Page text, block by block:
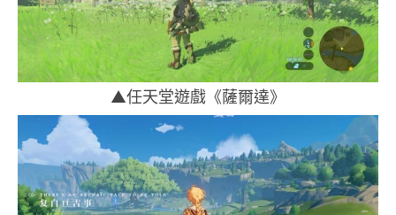
▲任天堂遊戲《薩爾達》